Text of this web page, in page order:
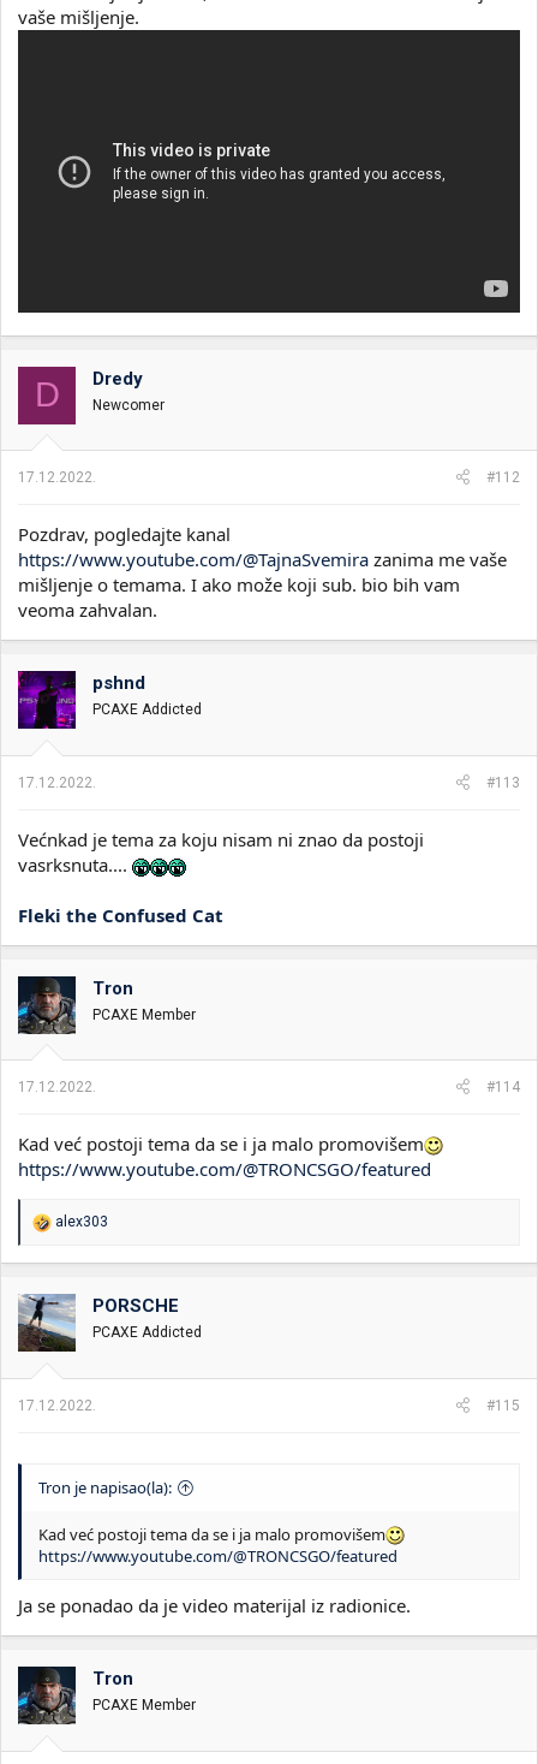
vaše mišljenje.
D Dredy
Newcomer
17.12.2022. #112
Pozdrav, pogledajte kanal
https://www.youtube.com/@TajnaSvemira zanima me vaše
mišljenje o temama. I ako može koji sub. bio bih vam
veoma zahvalan.
pshnd
PCAXE Addicted
17.12.2022. #113
Većnkad je tema za koju nisam ni znao da postoji
vasrksnuta....
Fleki the Confused Cat
Tron
PCAXE Member
17.12.2022. #114
Kad već postoji tema da se i ja malo promovišem
https://www.youtube.com/@TRONCSGO/featured
R
a
o
v
a
n
:
alex303
PORSCHE
PCAXE Addicted
17.12.2022. #115
Tron je napisao(la):
Kad već postoji tema da se i ja malo promovišem
https://www.youtube.com/@TRONCSGO/featured
Ja se ponadao da je video materijal iz radionice.
Tron
PCAXE Member